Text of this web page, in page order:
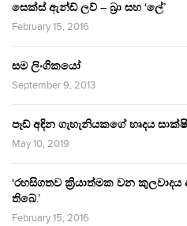
සෙක්ස් ඇන්ඩ් ලව් – බ්‍රා සහ ‘ලේ’
February 15, 2016
සම ලිංගිකයෝ
September 9, 2013
පෑඩ් අඳින ගැහැනියකගේ හෘදය
May 10, 2019
‘රහසිගතව ක්‍රියාත්මක වන
තිබේ.’
February 15, 2016